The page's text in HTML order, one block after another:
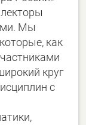
Мы
как
круг
с